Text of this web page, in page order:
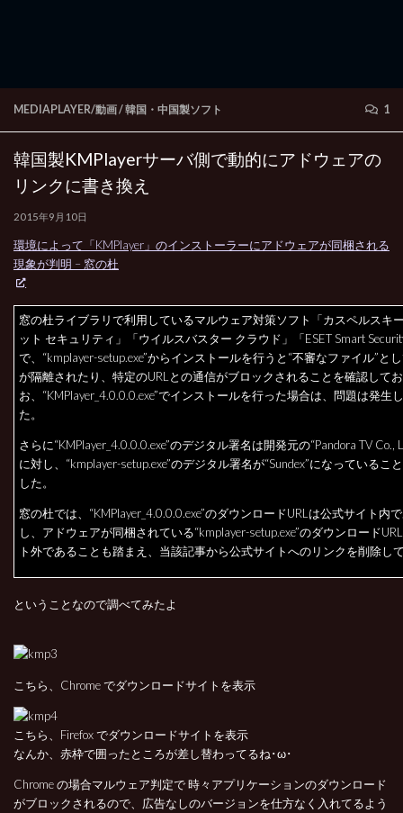
MEDIAPLAYER/動画/韓国・中国製ソフト 1
韓国製KMPlayerサーバ側で動的にアドウェアの
リンクに書き換え
2015年9月10日
環境によって「KMPlayer」のインストーラーにアドウェアが同梱される
現象が判明 – 窓の杜
窓の杜ライブラリで利用しているマルウェア対策ソフト「カスペルスキ
ット セキュリティ」「ウイルスバスター クラウド」「ESET Smart
で、“kmplayer-setup.exe”からインストールを行うと“不審なファイル”と
が隔離されたり、特定のURLとの通信がブロックされることを確認して
お、“KMPlayer_4.0.0.0.exe”でインストールを行った場合は、問題は発生
た。
さらに“KMPlayer_4.0.0.0.exe”のデジタル署名は開発元の“Pandora TV Co.,
に対し、“kmplayer-setup.exe”のデジタル署名が“Sundex”になっているこ
した。
窓の杜では、“KMPlayer_4.0.0.0.exe”のダウンロードURLは公式サイト内
し、アドウェアが同梱されている“kmplayer-setup.exe”のダウンロード
ト外であることも踏まえ、当該記事から公式サイトへのリンクを削除し
ということなので調べてみたよ
こちら、Chrome でダウンロードサイトを表示
こちら、Firefox でダウンロードサイトを表示
なんか、赤枠で囲ったところが差し替わってるね･ω･
Chrome の場合マルウェア判定で 時々アプリケーションのダウンロード
がブロックされるので、広告なしのバージョンを仕方なく入れてるよう